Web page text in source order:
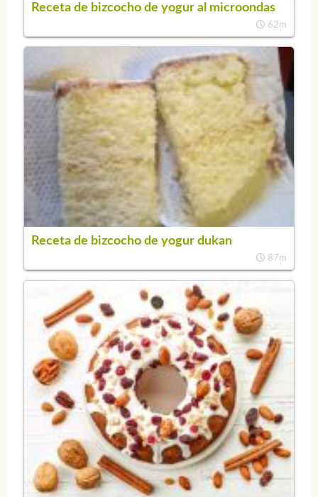
Receta de bizcocho de yogur al microondas
62m
Receta de bizcocho de yogur dukan
87m